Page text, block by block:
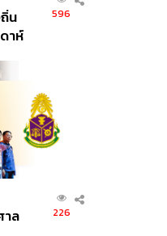
น
าห์
596
าล
226